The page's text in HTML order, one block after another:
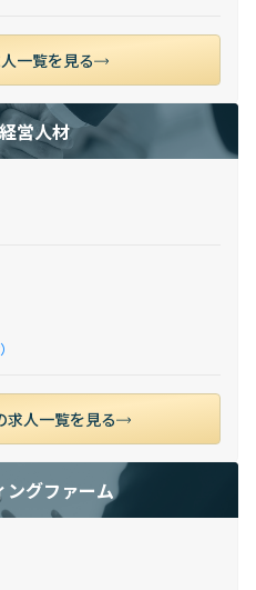
一覧を見る
営人材
求人一覧を見る
ングファーム